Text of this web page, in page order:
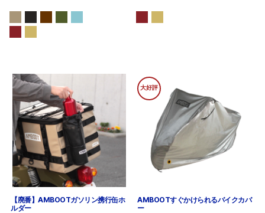
【廃番】AMBOOTガソリン携行缶ホ
ルダー
大好評
AMBOOTすぐかけられるバイクカバ
ー